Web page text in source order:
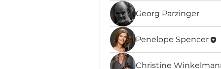
Georg Parzinger
Penelope Spencer
Christine